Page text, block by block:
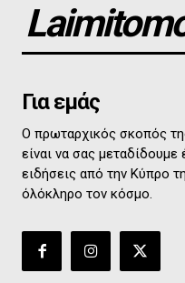
Για εμάς
Ο πρωταρχικός σκοπός
είναι να σας μεταδίδουμε
ειδήσεις από την Κύπρο
όλόκληρο τον κόσμο.